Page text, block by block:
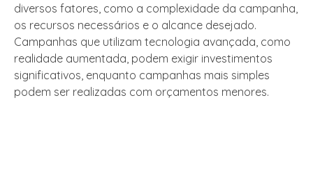
diversos fatores, como a complexidade da campanha,
os recursos necessários e o alcance desejado.
Campanhas que utilizam tecnologia avançada, como
realidade aumentada, podem exigir investimentos
significativos, enquanto campanhas mais simples
podem ser realizadas com orçamentos menores.